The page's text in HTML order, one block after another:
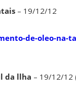
– 19/12/12
de-oleo-na-
da llha – 19/12/12